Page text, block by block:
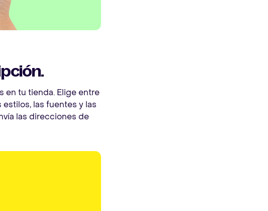
en tu tienda. Elige entre
las fuentes y las
las direcciones de